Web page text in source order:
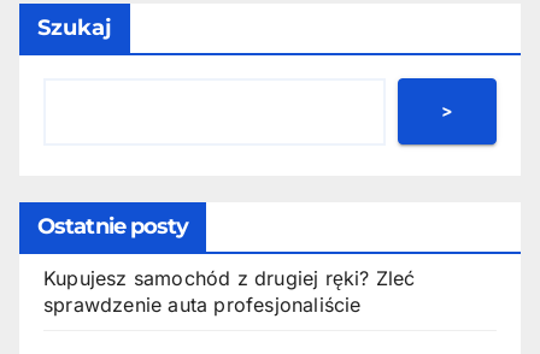
Szukaj
>
Ostatnie posty
Kupujesz samochód z drugiej ręki? Zleć
sprawdzenie auta profesjonaliście